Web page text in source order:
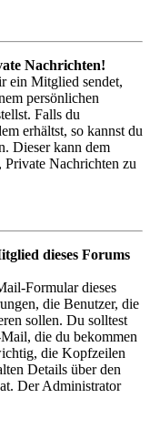
Nachrichten!
ein Mitglied sendet,
persönlichen
Falls du
erhältst, so kannst du
Dieser kann dem
Nachrichten zu
dieses Forums
Formular dieses
die Benutzer, die
sollen. Du solltest
die du bekommen
die Kopfzeilen
Details über den
Der Administrator